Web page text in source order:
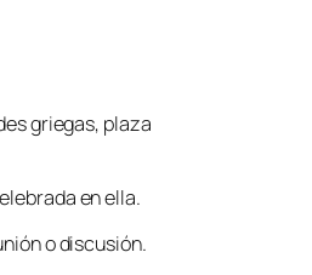
griegas, plaza
en ella.
o discusión.